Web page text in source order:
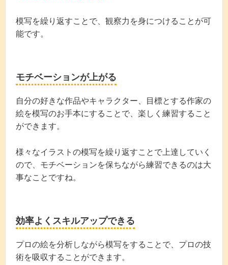
模写を繰り返すことで、観察力を身につけることが可
能です。
モチベーションが上がる
自分の好きな作品やキャラクター、目標とする作家の
絵を模写のお手本にすることで、楽しく練習すること
ができます。
様々なイラストの模写を繰り返すことで上達していく
ので、モチベーションを保ちながら練習できるのは大
事なことですね。
効率よくスキルアップできる
プロの絵を分析しながら模写をすることで、プロの技
術を吸収することができます。